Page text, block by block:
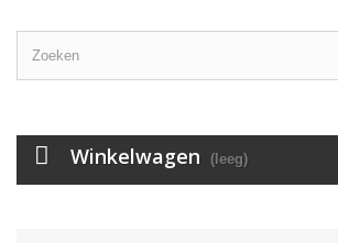
Winkelwagen (leeg)